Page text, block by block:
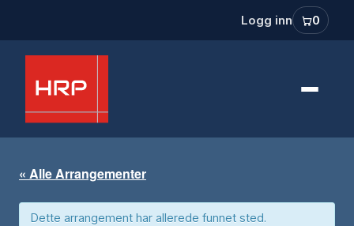
Logg inn 0
« Alle Arrangementer
Dette arrangement har allerede funnet sted.